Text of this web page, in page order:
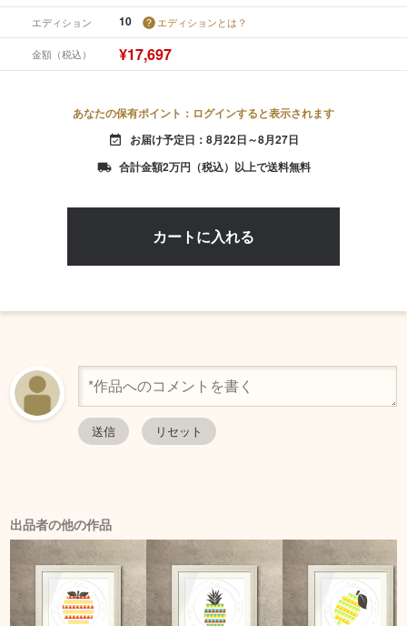
エディション 10 エディションとは？
金額（税込） ¥17,697
あなたの保有ポイント：ログインすると表示されます
event_available お届け予定日：8月22日～8月27日
local_shipping 合計金額2万円（税込）以上で送料無料
出品者の他の作品